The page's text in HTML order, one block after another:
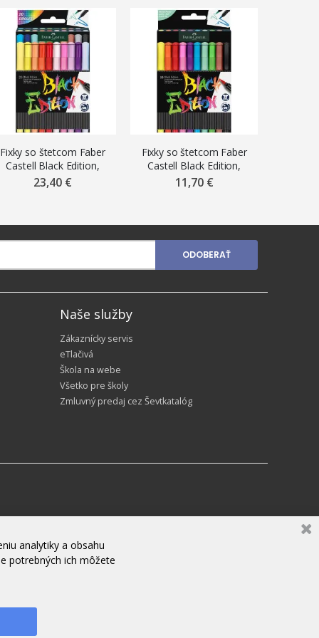
Fixky so štetcom Faber
Castell Black Edition,
súprava 20 ks
23,40 €
Fixky so štetcom Faber
Castell Black Edition,
súprava 10 ks
11,70 €
ODOBERAŤ
Naše služby
Zákaznícky servis
eTlačivá
Škola na webe
Všetko pre školy
Zmluvný predaj cez Ševtkatalóg
analytiky a obsahu
potrebných ich môžete